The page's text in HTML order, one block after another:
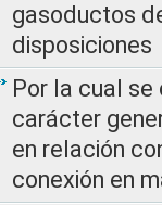
gasoductos
disposiciones
Por la cual
carácter
en relación
conexión en